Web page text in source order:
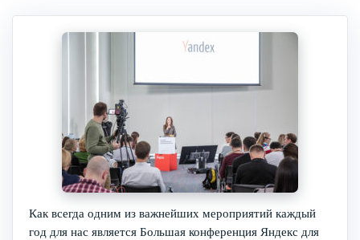
Как всегда одним из важнейших мероприятий каждый
год для нас является Большая конференция Яндекс для